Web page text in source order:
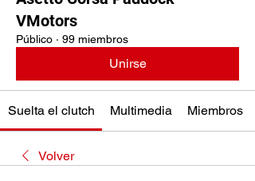
VMotors
Público · 99 miembros
Unirse
Suelta el clutch Multimedia Miembros
Volver